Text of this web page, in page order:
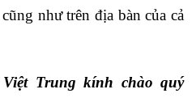
như trên địa bàn của cả
Trung kính chào quý